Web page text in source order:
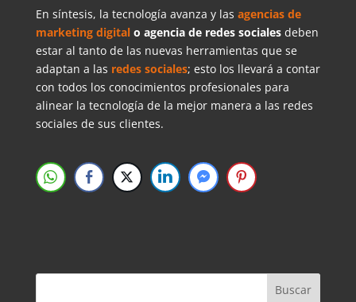
En síntesis, la tecnología avanza y las agencias de
marketing digitalo agencia de redes socialesdeben
estar al tanto de las nuevas herramientas que se
adaptan a las redes sociales; esto los llevará a contar
con todos los conocimientos profesionales para
alinear la tecnología de la mejor manera a las redes
sociales de sus clientes.